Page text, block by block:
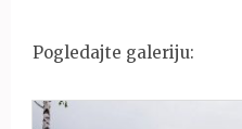
Pogledajte galeriju: